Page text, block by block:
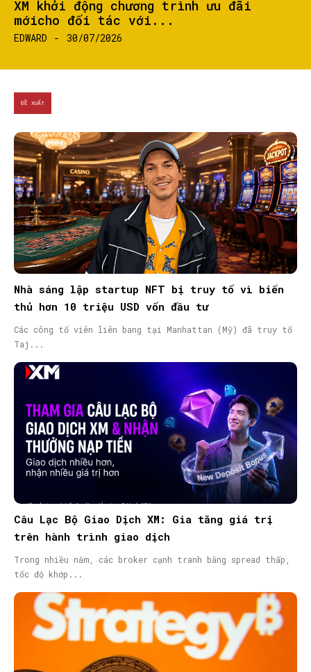
XM khởi động chương trình ưu đãi
mớicho đối tác với...
EDWARD - 30/07/2026
ĐỀ XUẤT
Nhà sáng lập startup NFT bị truy tố vì biển
thủ hơn 10 triệu USD vốn đầu tư
Các công tố viên liên bang tại Manhattan (Mỹ) đã truy tố
Taj...
Câu Lạc Bộ Giao Dịch XM: Gia tăng giá trị
trên hành trình giao dịch
Trong nhiều năm, các broker cạnh tranh bằng spread thấp,
tốc độ khớp...